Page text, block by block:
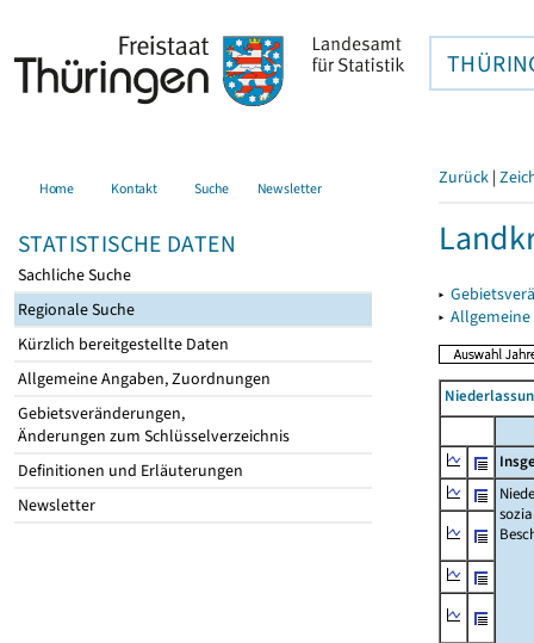
Home Kontakt Suche Newsletter
STATISTISCHE DATEN
Sachliche Suche
Regionale Suche
Kürzlich bereitgestellte Daten
Allgemeine Angaben, Zuordnungen
Gebietsveränderungen,
Änderungen zum Schlüsselverzeichnis
Definitionen und Erläuterungen
Newsletter
Zurück |
▸
▸